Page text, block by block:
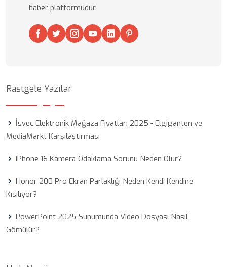
haber platformudur.
Rastgele Yazılar
İsveç Elektronik Mağaza Fiyatları 2025 - Elgiganten ve
MediaMarkt Karşılaştırması
iPhone 16 Kamera Odaklama Sorunu Neden Olur?
Honor 200 Pro Ekran Parlaklığı Neden Kendi Kendine
Kısılıyor?
PowerPoint 2025 Sunumunda Video Dosyası Nasıl
Gömülür?